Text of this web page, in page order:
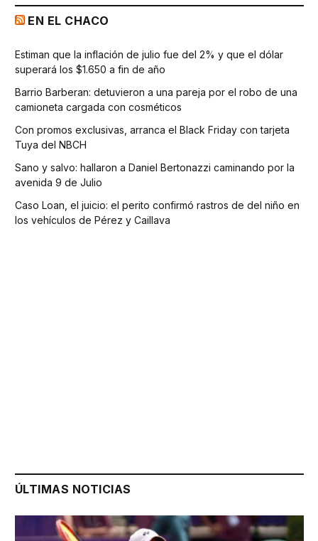
EN EL CHACO
Estiman que la inflación de julio fue del 2% y que el dólar
superará los $1.650 a fin de año
Barrio Barberan: detuvieron a una pareja por el robo de una
camioneta cargada con cosméticos
Con promos exclusivas, arranca el Black Friday con tarjeta
Tuya del NBCH
Sano y salvo: hallaron a Daniel Bertonazzi caminando por la
avenida 9 de Julio
Caso Loan, el juicio: el perito confirmó rastros de del niño en
los vehículos de Pérez y Caillava
ÚLTIMAS NOTICIAS